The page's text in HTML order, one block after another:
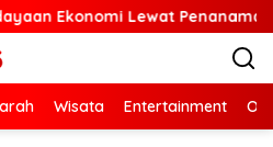
Bibit Kopi Kartini
Wisata Entertainment